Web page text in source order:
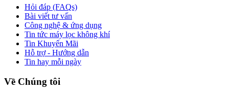
Hỏi đáp (FAQs)
Bài viết tư vấn
Công nghệ & ứng dụng
Tin tức máy lọc không khí
Tin Khuyến Mãi
Hỗ trợ - Hướng dẫn
Tin hay mỗi ngày
Về Chúng tôi